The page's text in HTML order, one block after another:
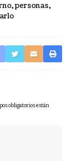
,personas,
obligatorios están